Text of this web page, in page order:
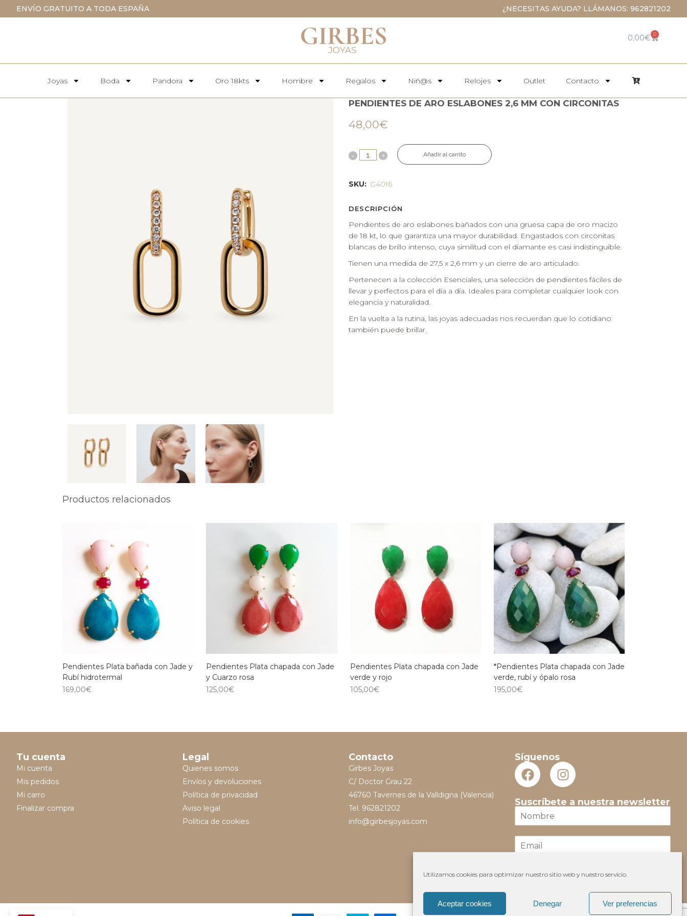
Utilizamos cookies para optimizar nuestro sitio web y nuestro servicio.
Aceptar cookies Denegar Ver preferencias
ENVÍO GRATUITO A TODA ESPAÑA ¿NECESITAS AYUDA? LLÁMANOS: 962821202
0,00€ 0
Joyas Boda Pandora Oro 18kts Hombre Regalos Niñ@s Relojes Outlet Contacto
PENDIENTES DE ARO ESLABONES 2,6 MM CON CIRCONITAS
48,00€
Añadir al carrito
SKU: G4016
DESCRIPCIÓN
Pendientes de aro eslabones bañados con una gruesa capa de oro macizo
de 18 kt, lo que garantiza una mayor durabilidad. Engastados con circonitas
blancas de brillo intenso, cuya similitud con el diamante es casi indistinguible.
Tienen una medida de 27,5 x 2,6 mm y un cierre de aro articulado.
Pertenecen a la colección Esenciales, una selección de pendientes fáciles de
llevar y perfectos para el día a día. Ideales para completar cualquier look con
elegancia y naturalidad.
En la vuelta a la rutina, las joyas adecuadas nos recuerdan que lo cotidiano
también puede brillar.
Productos relacionados
Pendientes Plata bañada con Jade y
Rubí hidrotermal
169,00€
Pendientes Plata chapada con Jade
y Cuarzo rosa
125,00€
Pendientes Plata chapada con Jade
verde y rojo
105,00€
*Pendientes Plata chapada con Jade
verde, rubí y ópalo rosa
195,00€
Tu cuenta
Mi cuenta
Mis pedidos
Mi carro
Finalizar compra
Legal
Quienes somos
Envíos y devoluciones
Política de privacidad
Aviso legal
Política de cookies
Contacto
Girbes Joyas
C/ Doctor Grau 22
46760 Tavernes de la Valldigna (Valencia)
Tel. 962821202
info@girbesjoyas.com
Síguenos
Suscríbete a nuestra newsletter
r
*
m
Suscribir